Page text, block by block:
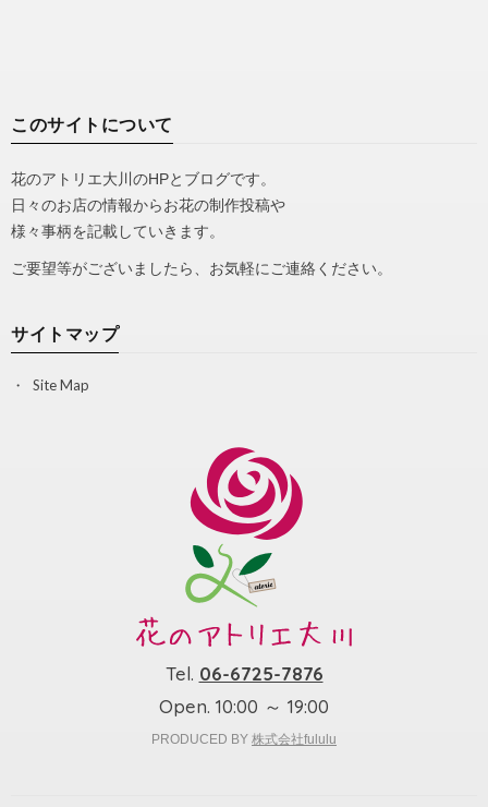
このサイトについて
花のアトリエ大川のHPとブログです。
日々のお店の情報からお花の制作投稿や
様々事柄を記載していきます。
ご要望等がございましたら、お気軽にご連絡ください。
サイトマップ
Site Map
Tel. 06-6725-7876
Open. 10:00 ～ 19:00
PRODUCED BY 株式会社fululu